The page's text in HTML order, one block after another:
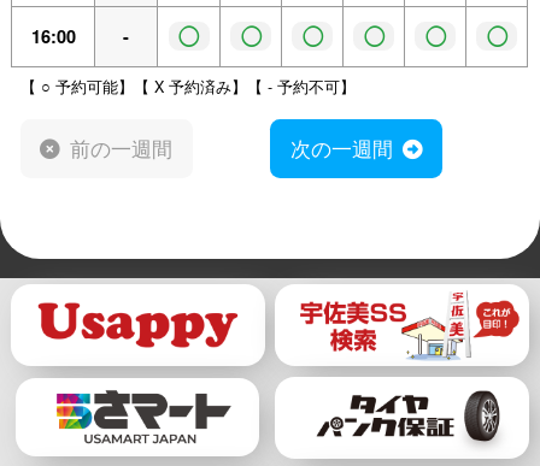
16:00 - ◯ ◯ ◯ ◯ ◯ ◯
【 ○ 予約可能】【 X 予約済み】【 - 予約不可】
前の一週間 次の一週間